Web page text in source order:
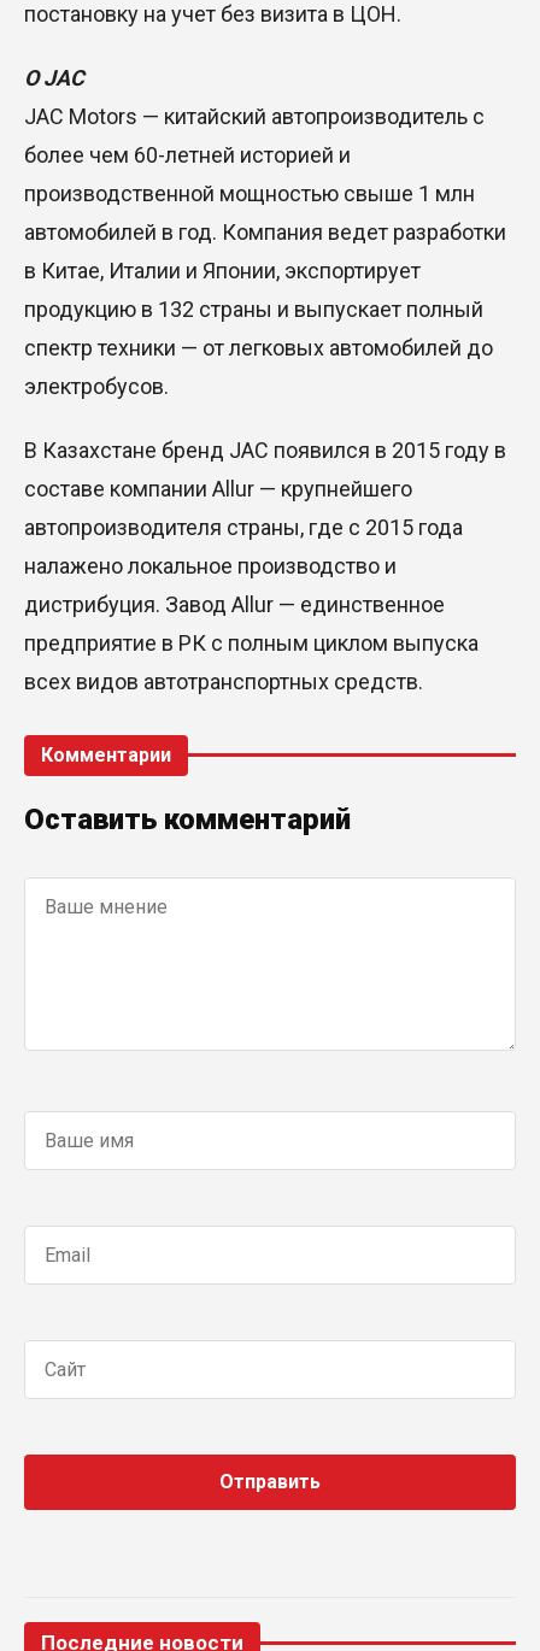
постановку на учет без визита в ЦОН.
О JAC
JAC Motors — китайский автопроизводитель с
более чем 60-летней историей и
производственной мощностью свыше 1 млн
автомобилей в год. Компания ведет разработки
в Китае, Италии и Японии, экспортирует
продукцию в 132 страны и выпускает полный
спектр техники — от легковых автомобилей до
электробусов.
В Казахстане бренд JAC появился в 2015 году в
составе компании Allur — крупнейшего
автопроизводителя страны, где с 2015 года
налажено локальное производство и
дистрибуция. Завод Allur — единственное
предприятие в РК с полным циклом выпуска
всех видов автотранспортных средств.
Комментарии
Оставить комментарий
Последние новости